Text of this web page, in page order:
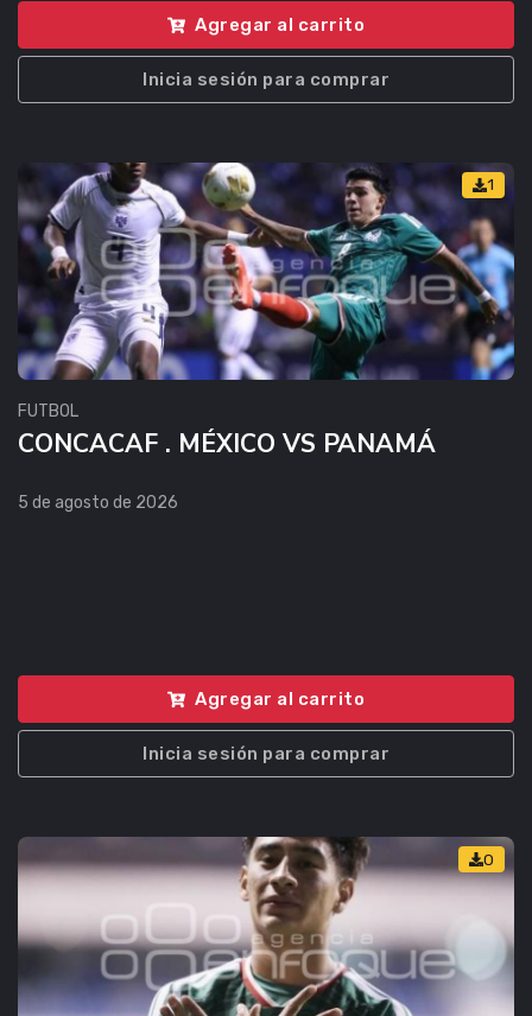
Agregar al carrito
Inicia sesión para comprar
1
FUTBOL
CONCACAF . MÉXICO VS PANAMÁ
5 de agosto de 2026
Agregar al carrito
Inicia sesión para comprar
0